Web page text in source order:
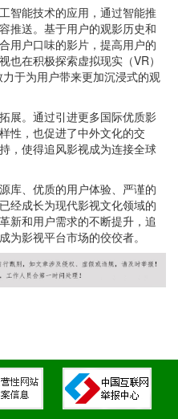
智能技术的应用，通过智能推
推送。基于用户的观影历史和
用户口味的影片，提高用户的
也在积极探索虚拟现实（VR）
于为用户带来更加沉浸式的观
展。通过引进更多国际优质影
性，也促进了中外文化的交
，使得追风影视成为连接全球
库、优质的用户体验、严谨的
经成长为现代影视文化领域的
新和用户需求的不断提升，追
为影视平台市场的佼佼者。